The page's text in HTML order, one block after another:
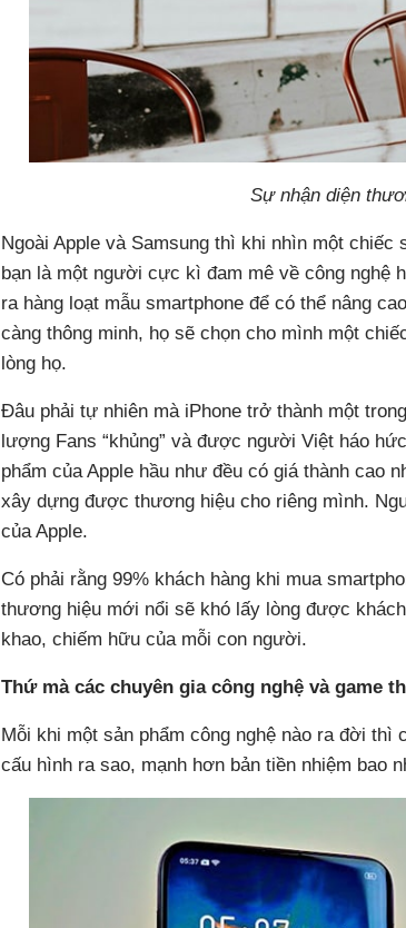
Sự nhận diện
Ngoài Apple và Samsung thì khi nhìn một
bạn là một người cực kì đam mê về công nghệ
ra hàng loạt mẫu smartphone để có thể nâng
càng thông minh, họ sẽ chọn cho mình một
lòng họ.
Đâu phải tự nhiên mà iPhone trở thành một
lượng Fans “khủng” và được người Việt háo
phẩm của Apple hầu như đều có giá thành cao
xây dựng được thương hiệu cho riêng mình.
của Apple.
Có phải rằng 99% khách hàng khi mua
thương hiệu mới nổi sẽ khó lấy lòng được
khao, chiếm hữu của mỗi con người.
Thứ mà các chuyên gia công nghệ và game
Mỗi khi một sản phẩm công nghệ nào ra đời
cấu hình ra sao, mạnh hơn bản tiền nhiệm bao